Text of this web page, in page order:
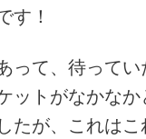
す！
って、待って
ットがなかな
たが、これは